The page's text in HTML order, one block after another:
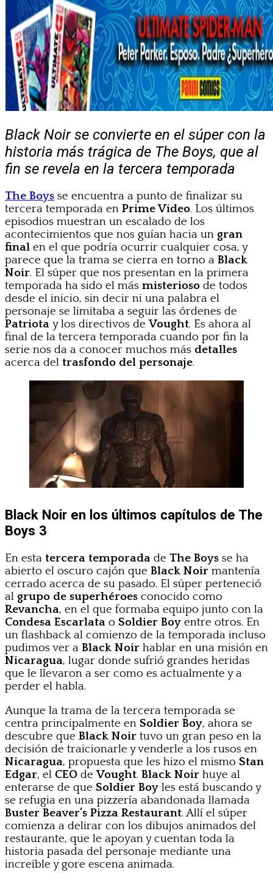
Black Noir se convierte en el súper con la
historia más trágica de The Boys, que al
fin se revela en la tercera temporada
The Boys se encuentra a punto de finalizar su
tercera temporada en Prime Video. Los últimos
episodios muestran un escalado de los
acontecimientos que nos guían hacia un gran
final en el que podría ocurrir cualquier cosa, y
parece que la trama se cierra en torno a Black
Noir. El súper que nos presentan en la primera
temporada ha sido el más misterioso de todos
desde el inicio, sin decir ni una palabra el
personaje se limitaba a seguir las órdenes de
Patriota y los directivos deVought. Es ahora al
final de la tercera temporada cuando por fin la
serie nos da a conocer muchos más detalles
acerca del trasfondo del personaje.
Black Noir en los últimos capítulos de The
Boys 3
En esta tercera temporada de The Boys se ha
abierto el oscuro cajón que Black Noir mantenía
cerrado acerca de su pasado. El súper perteneció
al grupo de superhéroes conocido como
Revancha, en el que formaba equipo junto con la
Condesa Escarlata o Soldier Boy entre otros. En
un flashback al comienzo de la temporada incluso
pudimos ver a Black Noir hablar en una misión en
Nicaragua, lugar donde sufrió grandes heridas
que le llevaron a ser como es actualmente y a
perder el habla.
Aunque la trama de la tercera temporada se
centra principalmente en Soldier Boy, ahora se
descubre que Black Noir tuvo un gran peso en la
decisión de traicionarle y venderle a los rusos en
Nicaragua, propuesta que les hizo el mismo Stan
Edgar, el CEO deVought. Black Noir huye al
enterarse de que Soldier Boy les está buscando y
se refugia en una pizzería abandonada llamada
Buster Beaver’s Pizza Restaurant. Allí el súper
comienza a delirar con los dibujos animados del
restaurante, que le apoyan y cuentan toda la
historia pasada del personaje mediante una
increíble y gore escena animada.